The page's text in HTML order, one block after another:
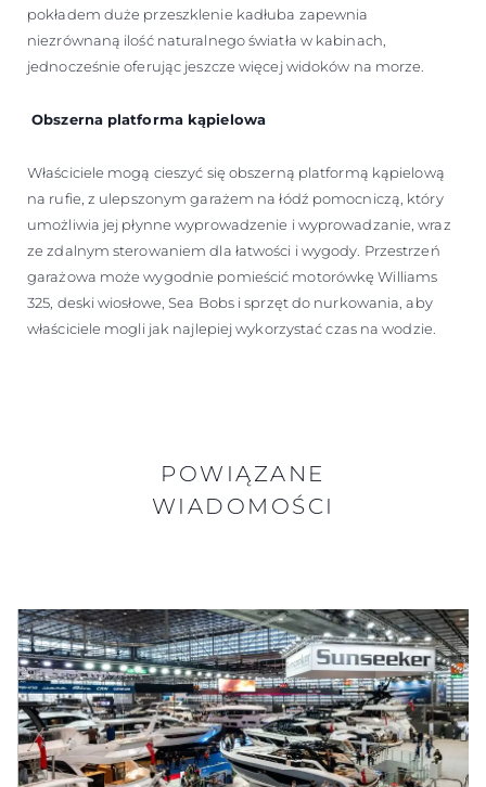
pokładem duże przeszklenie kadłuba zapewnia
niezrównaną ilość naturalnego światła w kabinach,
jednocześnie oferując jeszcze więcej widoków na morze.
Obszerna platforma kąpielowa
Właściciele mogą cieszyć się obszerną platformą kąpielową
na rufie, z ulepszonym garażem na łódź pomocniczą, który
umożliwia jej płynne wyprowadzenie i wyprowadzanie, wraz
ze zdalnym sterowaniem dla łatwości i wygody. Przestrzeń
garażowa może wygodnie pomieścić motorówkę Williams
325, deski wiosłowe, Sea Bobs i sprzęt do nurkowania, aby
właściciele mogli jak najlepiej wykorzystać czas na wodzie.
POWIĄZANE
WIADOMOŚCI